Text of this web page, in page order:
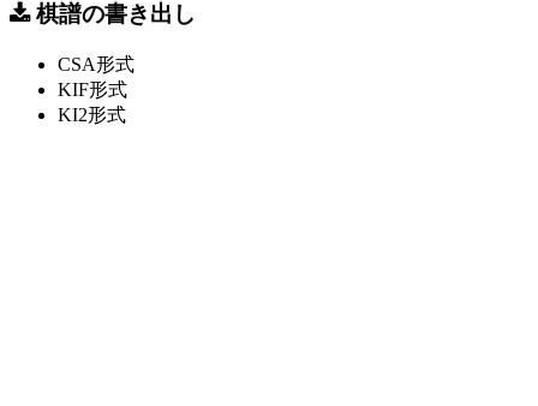
棋譜の書き出し
CSA形式
KIF形式
KI2形式